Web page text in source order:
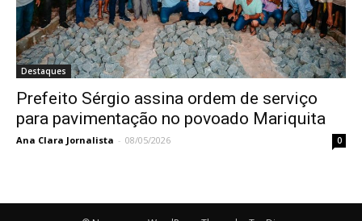
Destaques
Prefeito Sérgio assina ordem de serviço
para pavimentação no povoado Mariquita
Ana Clara Jornalista - 08/05/2026 0